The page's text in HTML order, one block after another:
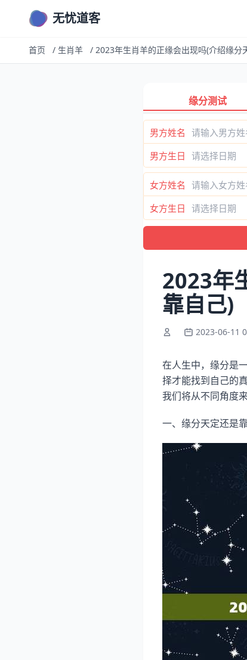
无忧道客
首页 / 生肖羊 / 2023年生肖羊的正缘会出现吗(介绍缘分
缘分测试
男方姓名
男方生日
女方姓名
女方生日
2023年
靠自己)
2023-06-11
在人生中，缘分是
择才能找到自己的
我们将从不同角度
一、缘分天定还是